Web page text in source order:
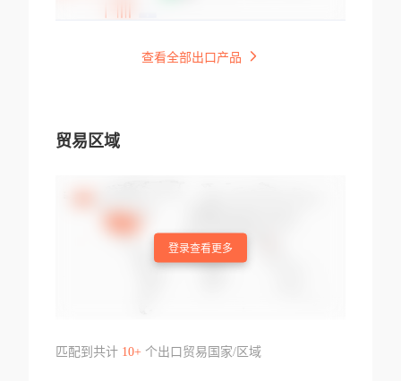
查看全部出口产品
贸易区域
登录查看更多
匹配到共计 10+个出口贸易国家/区域